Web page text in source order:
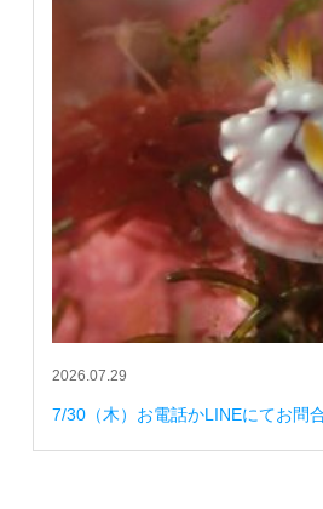
2026.07.29
7/30（木）お電話かLINEにてお問